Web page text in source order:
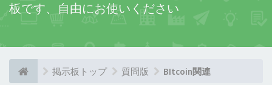
板です、自由にお使いください
掲示板トップ 質問版 BItcoin関連